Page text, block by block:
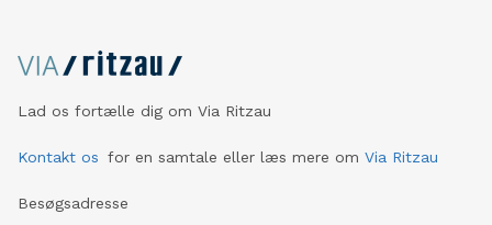
Lad os fortælle dig om Via Ritzau
Kontakt os for en samtale eller læs mere om Via Ritzau
Besøgsadresse